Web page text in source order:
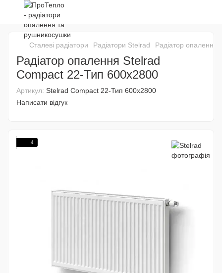
Сталеві радіатори Радіатори Stelrad Радіатор
Радіатор опалення Stelrad
Compact 22-Тип 600x2800
Артикул: Stelrad Compact 22-Тип 600x2800
Написати відгук
4